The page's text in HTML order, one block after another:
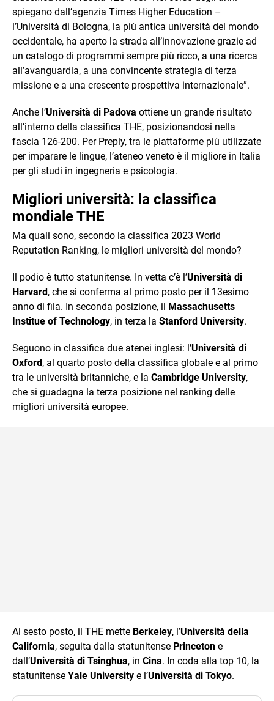
spiegano dall’agenzia Times Higher Education –
l’Università di Bologna, la più antica università del mondo
occidentale, ha aperto la strada all’innovazione grazie ad
un catalogo di programmi sempre più ricco, a una ricerca
all’avanguardia, a una convincente strategia di terza
missione e a una crescente prospettiva internazionale”.
Anche l’Università di Padova ottiene un grande risultato
all’interno della classifica THE, posizionandosi nella
fascia 126-200. Per Preply, tra le piattaforme più utilizzate
per imparare le lingue, l’ateneo veneto è il migliore in Italia
per gli studi in ingegneria e psicologia.
Migliori università: la classifica
mondiale THE
Ma quali sono, secondo la classifica 2023 World
Reputation Ranking, le migliori università del mondo?
Il podio è tutto statunitense. In vetta c’è l’Università di
Harvard, che si conferma al primo posto per il 13esimo
anno di fila. In seconda posizione, il Massachusetts
Institue of Technology, in terza la Stanford University.
Seguono in classifica due atenei inglesi: l’Università di
Oxford, al quarto posto della classifica globale e al primo
tra le università britanniche, e la Cambridge University,
che si guadagna la terza posizione nel ranking delle
migliori università europee.
Al sesto posto, il THE mette Berkeley, l’Università della
California, seguita dalla statunitense Princeton e
dall’Università di Tsinghua, in Cina. In coda alla top 10, la
statunitense Yale University e l’Università di Tokyo.